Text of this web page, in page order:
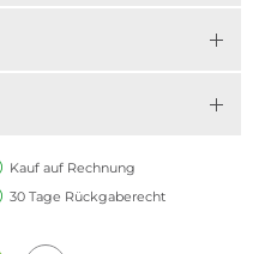
Kauf auf Rechnung
30 Tage Rückgaberecht